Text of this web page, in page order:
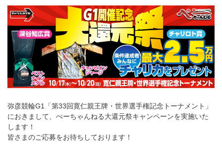
弥彦競輪G1「第33回寛仁親王牌・世界選手権記念トーナメント」
におきまして、ぺーちゃんねる大還元祭キャンペーンを実施いた
します！
皆さまのご応募をお待ちしております！